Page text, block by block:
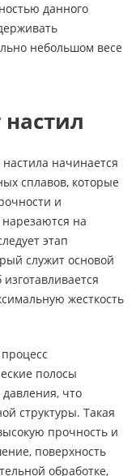
данного
небольшом весе
начинается
сплавов, которые
и
на
этап
служит основой
жесткость
полосы
что
структуры. Такая
прочность и
поверхность
обработке,